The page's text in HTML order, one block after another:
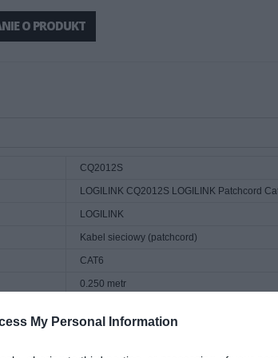
My Personal Information
O PRODUKT
CQ2012S
LOGILINK CQ2012S LOGILINK Patchcord
LOGILINK
Kabel sieciowy (patchcord)
CAT6
0.250 metr
LSZH - powłoka nie podtrzymuje palenia,